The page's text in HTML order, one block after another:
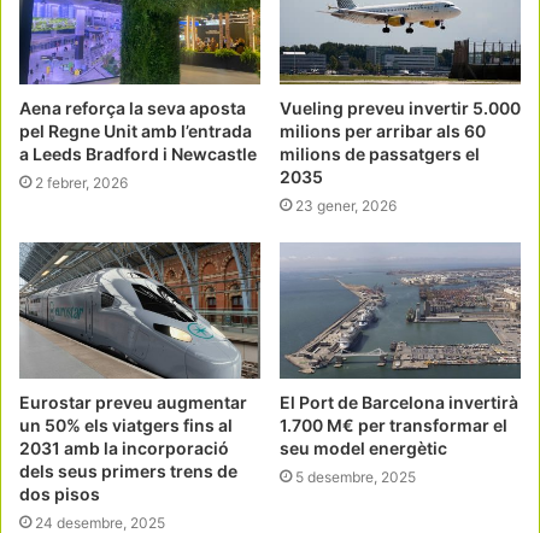
Aena reforça la seva aposta
pel Regne Unit amb l’entrada
a Leeds Bradford i Newcastle
2 febrer, 2026
Vueling preveu invertir 5.000
milions per arribar als 60
milions de passatgers el
2035
23 gener, 2026
Eurostar preveu augmentar
un 50% els viatgers fins al
2031 amb la incorporació
dels seus primers trens de
dos pisos
24 desembre, 2025
El Port de Barcelona invertirà
1.700 M€ per transformar el
seu model energètic
5 desembre, 2025